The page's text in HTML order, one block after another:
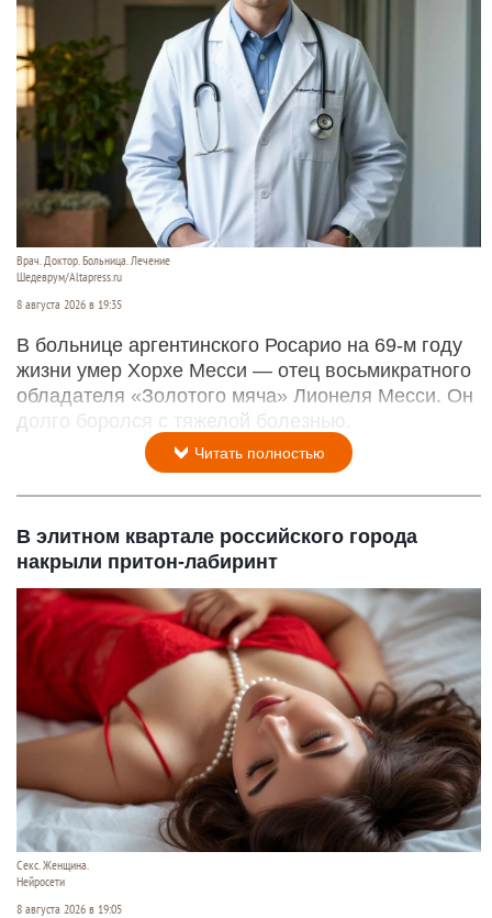
Врач. Доктор. Больница. Лечение
Шедеврум/Altapress.ru
8 августа 2026 в 19:35
В больнице аргентинского Росарио на 69-м году
жизни умер Хорхе Месси — отец восьмикратного
обладателя «Золотого мяча» Лионеля Месси. Он
долго боролся с тяжелой болезнью.
Читать полностью
В элитном квартале российского города
накрыли притон-лабиринт
Секс. Женщина.
Нейросети
8 августа 2026 в 19:05